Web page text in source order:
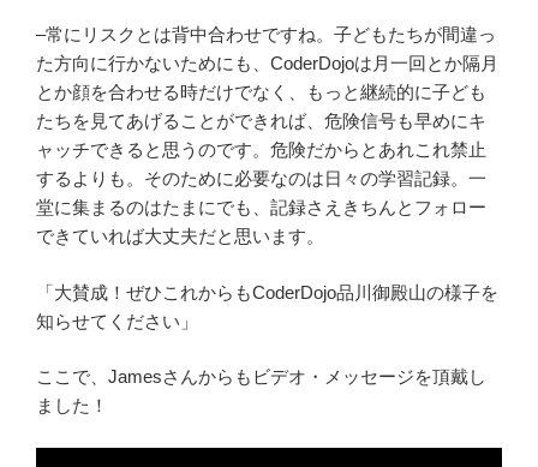
–常にリスクとは背中合わせですね。子どもたちが間違っ
た方向に行かないためにも、CoderDojoは月一回とか隔月
とか顔を合わせる時だけでなく、もっと継続的に子ども
たちを見てあげることができれば、危険信号も早めにキ
ャッチできると思うのです。危険だからとあれこれ禁止
するよりも。そのために必要なのは日々の学習記録。一
堂に集まるのはたまにでも、記録さえきちんとフォロー
できていれば大丈夫だと思います。
「大賛成！ぜひこれからもCoderDojo品川御殿山の様子を
知らせてください」
ここで、Jamesさんからもビデオ・メッセージを頂戴し
ました！